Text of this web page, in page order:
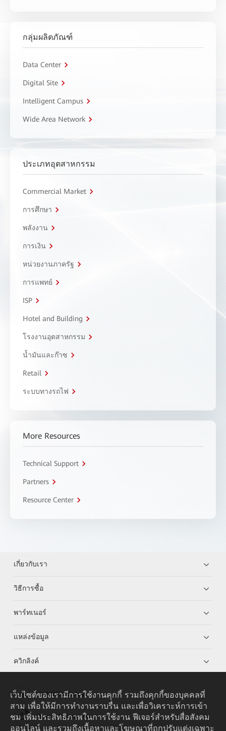
กลุ่มผลิตภัณฑ์
Data Center
Digital Site
Intelligent Campus
Wide Area Network
ประเภทอุตสาหกรรม
Commercial Market
การศึกษา
พลังงาน
การเงิน
หน่วยงานภาครัฐ
การแพทย์
ISP
Hotel and Building
โรงงานอุตสาหกรรม
น้ำมันและก๊าซ
Retail
ระบบทางรถไฟ
More Resources
Technical Support
Partners
Resource Center
เกี่ยวกับเรา
วิธีการซื้อ
พาร์ทเนอร์
แหล่งข้อมูล
ควิกลิงค์
HUAWEI eKit App
Huawei HiKnow App
เว็บไซต์ของเรามีการใช้งานคุกกี้ รวมถึงคุกกี้ของบุคคลที่
สาม เพื่อให้มีการทำงานราบรื่น และเพื่อวิเคราะห์การเข้า
ชม เพิ่มประสิทธิภาพในการใช้งาน ฟีเจอร์สำหรับสื่อสังคม
ออนไลน์ และรวมถึงเนื้อหาและโฆษณาที่ถูกปรับแต่งเฉพาะ